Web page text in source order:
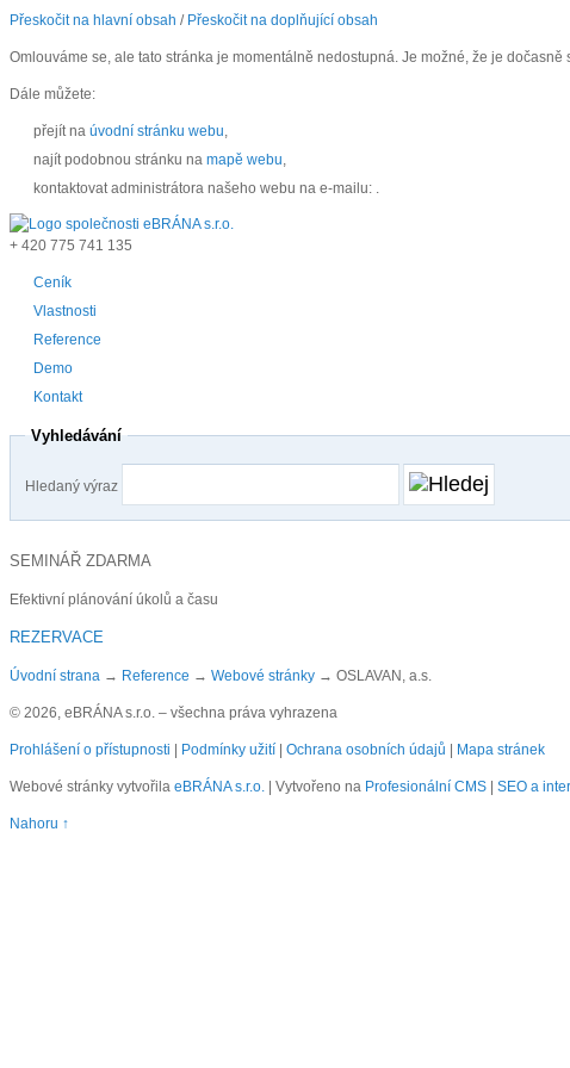
Přeskočit na hlavní obsah / Přeskočit na doplňující obsah
Omlouváme se, ale tato stránka je momentálně nedostupná. Je možné, že je
Dále můžete:
přejít naúvodní stránku webu,
najít podobnou stránku namapě webu,
kontaktovat administrátora našeho webu na e-mailu: .
+ 420 775 741 135
Ceník
Vlastnosti
Reference
Demo
Kontakt
Vyhledávání
Hledaný výraz
SEMINÁŘ ZDARMA
Efektivní plánování úkolů a času
REZERVACE
Úvodní strana → Reference → Webové stránky → OSLAVAN, a.s.
© 2026, eBRÁNA s.r.o. – všechna práva vyhrazena
Prohlášení o přístupnosti Podmínky užití Ochrana osobních údajů Mapa stránek
Webové stránky vytvořila eBRÁNA s.r.o. | Vytvořeno na Profesionální CMS SEO a
Nahoru ↑